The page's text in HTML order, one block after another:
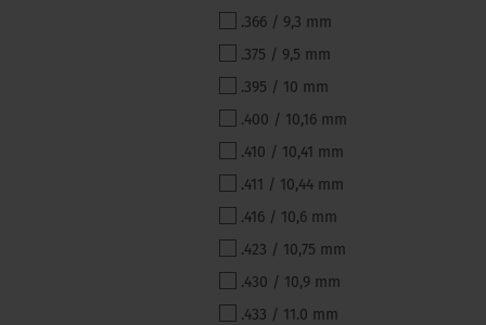
.366 / 9,3 mm
.375 / 9,5 mm
.395 / 10 mm
.400 / 10,16 mm
.410 / 10,41 mm
.411 / 10,44 mm
.416 / 10,6 mm
.423 / 10,75 mm
.430 / 10,9 mm
.433 / 11.0 mm